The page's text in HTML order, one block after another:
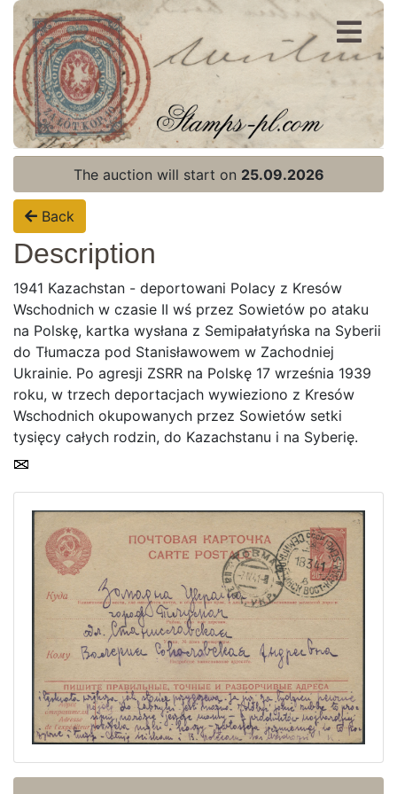
Register
Login
Home page
Current auction
Archive
Regulation
Contact
The auction will start on 25.09.2026
Back
Description
1941 Kazachstan - deportowani Polacy z Kresów
Wschodnich w czasie II wś przez Sowietów po ataku
na Polskę, kartka wysłana z Semipałatyńska na Syberii
do Tłumacza pod Stanisławowem w Zachodniej
Ukrainie. Po agresji ZSRR na Polskę 17 września 1939
roku, w trzech deportacjach wywieziono z Kresów
Wschodnich okupowanych przez Sowietów setki
tysięcy całych rodzin, do Kazachstanu i na Syberię.